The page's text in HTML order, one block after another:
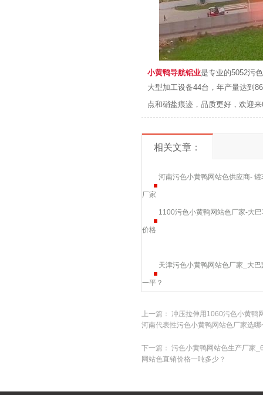
小黄鸭导航铝业是专业的5052污色
大型加工设备44台，年产量达到
点和硝盐痕迹，品质更好，欢迎来
相关文章：
河南污色小黄鸭网站色供应商-
厂家
1100污色小黄鸭网站色厂家-大
价格
天津污色小黄鸭网站色厂家_大
一平？
上一篇： 冲压拉伸用1060污色小黄鸭网
河南代表性污色小黄鸭网站色厂家选哪
下一篇： 污色小黄鸭网站色生产厂家
网站色直销价格一吨多少？